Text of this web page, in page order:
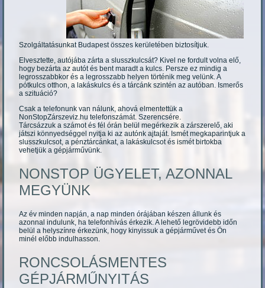
Szolgáltatásunkat Budapest összes kerületében biztosítjuk.
Elvesztette, autójába zárta a slusszkulcsát? Kivel ne fordult volna elő,
hogy bezárta az autót és bent maradt a kulcs. Persze ez mindig a
legrosszabbkor és a legrosszabb helyen történik meg velünk. A
pótkulcs otthon, a lakáskulcs és a tárcánk szintén az autóban. Ismerős
a szituáció?
Csak a telefonunk van nálunk, ahová elmentettük a
NonStopZárszeviz.hu telefonszámát. Szerencsére.
Tárcsázzuk a számot és fél órán belül megérkezik a zárszerelő, aki
játszi könnyedséggel nyitja ki az autónk ajtaját. Ismét megkaparintjuk a
slusszkulcsot, a pénztárcánkat, a lakáskulcsot és ismét birtokba
vehetjük a gépjárművünk.
NONSTOP ÜGYELET, AZONNAL
MEGYÜNK
Az év minden napján, a nap minden órájában készen állunk és
azonnal indulunk, ha telefonhívás érkezik. A lehető legrövidebb időn
belül a helyszínre érkezünk, hogy kinyissuk a gépjárművet és Ön
minél előbb indulhasson.
RONCSOLÁSMENTES
GÉPJÁRMŰNYITÁS